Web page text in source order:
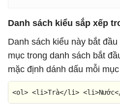
Danh sách kiểu sắp xếp
Danh sách kiểu này bắt
mục trong danh sách bắt
mặc định dánh dấu mỗi
<ol> <li>Trà</li> <li